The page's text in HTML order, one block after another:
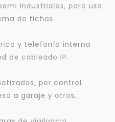
industriales, para uso
de fichas.
y telefonía interna
de cableado IP.
por control
a garaje y otros.